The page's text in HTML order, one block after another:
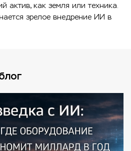
актив, как земля или техника.
зрелое внедрение ИИ в